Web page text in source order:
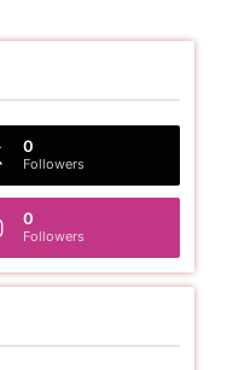
0
Followers
0
Followers